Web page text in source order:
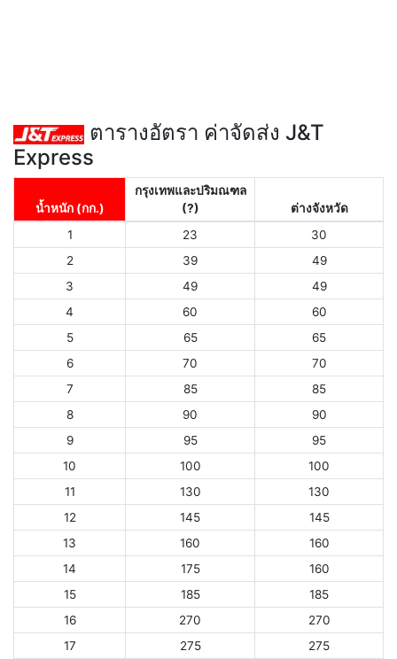
ตารางอัตรา ค่าจัดส่ง J&T
Express
น้ำหนัก (กก.)
กรุงเทพและปริมณฑล
(?)
ต่างจังหวัด
1
23
30
2
39
49
3
49
49
4
60
60
5
65
65
6
70
70
7
85
85
8
90
90
9
95
95
10
100
100
11
130
130
12
145
145
13
160
160
14
175
160
15
185
185
16
270
270
17
275 275